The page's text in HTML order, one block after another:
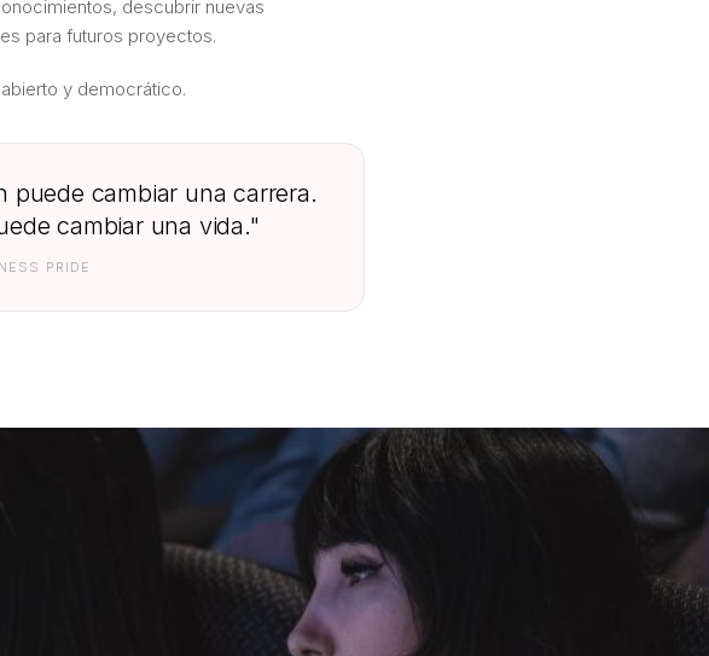
descubrir nuevas
para futuros proyectos.
y democrático.
puede cambiar una carrera.
cambiar una vida."
PRIDE